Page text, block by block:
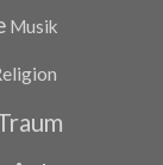
Musik